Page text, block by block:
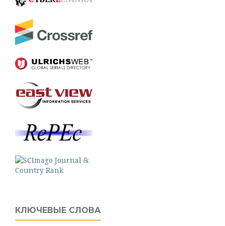
КЛЮЧЕВЫЕ СЛОВА